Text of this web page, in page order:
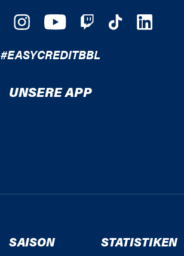
#EASYCREDITBBL
UNSERE APP
SAISON STATISTIKEN